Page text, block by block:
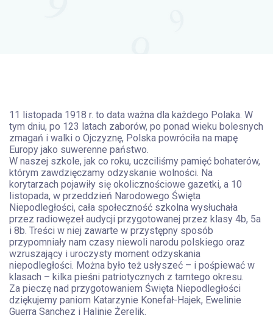
11 listopada 1918 r. to data ważna dla każdego Polaka. W
tym dniu, po 123 latach zaborów, po ponad wieku bolesnych
zmagań i walki o Ojczyznę, Polska powróciła na mapę
Europy jako suwerenne państwo.
W naszej szkole, jak co roku, uczciliśmy pamięć bohaterów,
którym zawdzięczamy odzyskanie wolności. Na
korytarzach pojawiły się okolicznościowe gazetki, a 10
listopada, w przeddzień Narodowego Święta
Niepodległości, cała społeczność szkolna wysłuchała
przez radiowęzeł audycji przygotowanej przez klasy 4b, 5a
i 8b. Treści w niej zawarte w przystępny sposób
przypomniały nam czasy niewoli narodu polskiego oraz
wzruszający i uroczysty moment odzyskania
niepodległości. Można było też usłyszeć – i pośpiewać w
klasach – kilka pieśni patriotycznych z tamtego okresu.
Za pieczę nad przygotowaniem Święta Niepodległości
dziękujemy paniom Katarzynie Konefał-Hajek, Ewelinie
Guerra Sanchez i Halinie Żerelik.